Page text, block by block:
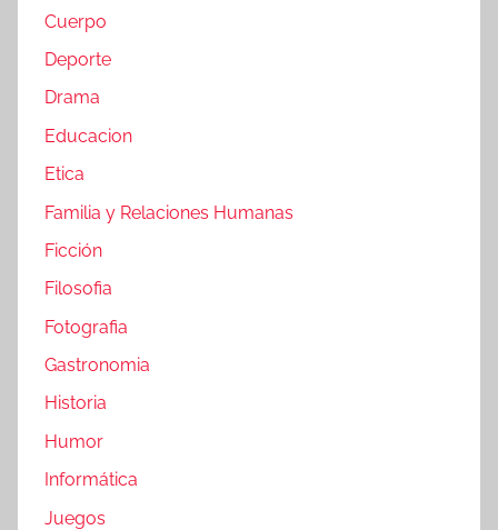
Cuerpo
Deporte
Drama
Educacion
Etica
Familia y Relaciones Humanas
Ficción
Filosofia
Fotografia
Gastronomia
Historia
Humor
Informática
Juegos